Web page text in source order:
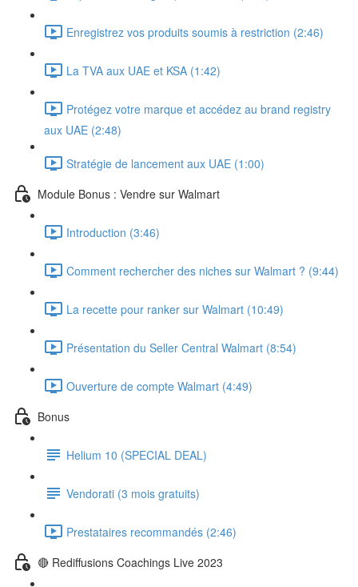
Enregistrez vos produits soumis à restriction (2:46)
La TVA aux UAE et KSA (1:42)
Protégez votre marque et accédez au brand registry
aux UAE (2:48)
Stratégie de lancement aux UAE (1:00)
Module Bonus : Vendre sur Walmart
Introduction (3:46)
Comment rechercher des niches sur Walmart ? (9:44)
La recette pour ranker sur Walmart (10:49)
Présentation du Seller Central Walmart (8:54)
Ouverture de compte Walmart (4:49)
Bonus
Helium 10 (SPECIAL DEAL)
Vendorati (3 mois gratuits)
Prestataires recommandés (2:46)
🔴 Rediffusions Coachings Live 2023